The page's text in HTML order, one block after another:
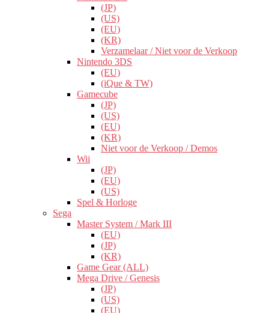
(JP)
(US)
(EU)
(KR)
Verzamelaar / Niet voor de Verkoop
Nintendo 3DS
(EU)
(iQue & TW)
Gamecube
(JP)
(US)
(EU)
(KR)
Niet voor de Verkoop / Demos
Wii
(JP)
(EU)
(US)
Spel & Horloge
Sega
Master System / Mark III
(EU)
(JP)
(KR)
Game Gear (ALL)
Mega Drive / Genesis
(JP)
(US)
(EU)